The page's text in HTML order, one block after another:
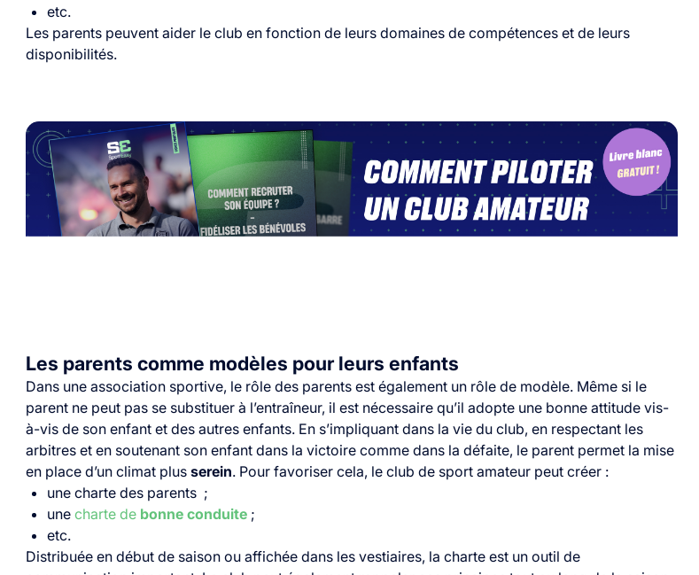
etc.
Les parents peuvent aider le club en fonction de leurs domaines de compétences et de leurs
disponibilités.
Les parents comme modèles pour leurs enfants
Dans une association sportive, le rôle des parents est également un rôle de modèle. Même si le
parent ne peut pas se substituer à l’entraîneur, il est nécessaire qu’il adopte une bonne attitude vis-
à-vis de son enfant et des autres enfants. En s’impliquant dans la vie du club, en respectant les
arbitres et en soutenant son enfant dans la victoire comme dans la défaite, le parent permet la mise
en place d’un climat plus serein. Pour favoriser cela, le club de sport amateur peut créer :
une charte des parents ;
une charte de bonne conduite ;
etc.
Distribuée en début de saison ou affichée dans les vestiaires, la charte est un outil de